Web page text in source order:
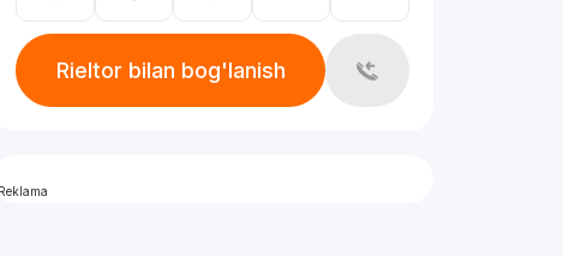
Rieltor bilan bog'lanish
Reklama